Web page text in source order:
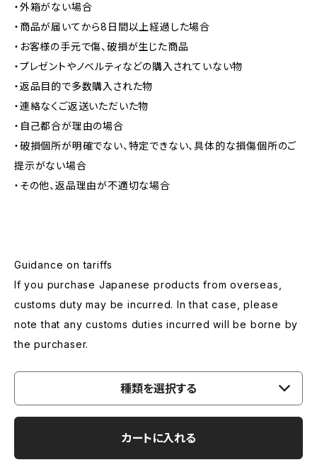
・外箱がない場合
・商品が届いてから8日間以上経過した場合
・お客様の手元で傷、破損が生じた商品
・プレゼントやノベルティなどの購入されていない物
・返品目的で多数購入された物
・連絡なくご返送いただいた物
・自己都合が理由の場合
・破損個所が明確でない、特定できない、具体的な損傷個所のご
提示がない場合
・その他、返品理由が不適切な場合
Guidance on tariffs
If you purchase Japanese products from overseas,
customs duty may be incurred. In that case, please
note that any customs duties incurred will be borne by
the purchaser.
種類を選択する
カートに入れる